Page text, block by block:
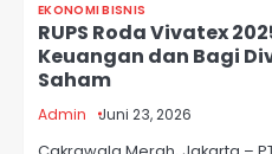
EKONOMI BISNIS
RUPS Roda Vivatex
Keuangan dan Bagi
Saham
Admin Juni 23, 2026